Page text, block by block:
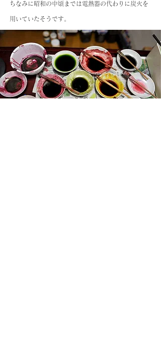
ちなみに昭和の中頃までは電熱器の代わりに炭火を
用いていたそうです。